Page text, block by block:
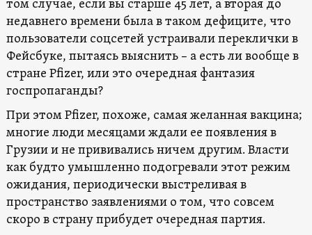
том случае, если вы старше 45 лет, а вторая до
недавнего времени была в таком дефиците, что
пользователи соцсетей устраивали переклички в
Фейсбуке, пытаясь выяснить – а есть ли вообще в
стране Pfizer, или это очередная фантазия
госпропаганды?
При этом Pfizer, похоже, самая желанная вакцина;
многие люди месяцами ждали ее появления в
Грузии и не прививались ничем другим. Власти
как будто умышленно подогревали этот режим
ожидания, периодически выстреливая в
пространство заявлениями о том, что совсем
скоро в страну прибудет очередная партия.